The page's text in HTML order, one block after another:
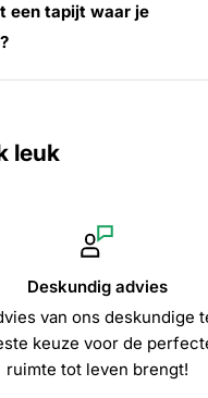
een tapijt waar je
leuk
team en maak
perfecte vloer die jouw
brengt!